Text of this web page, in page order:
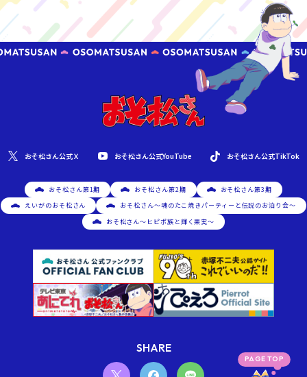
おそ松さん公式Ｘ おそ松さん公式YouTube おそ松さん公式TikTok
おそ松さん第1期 おそ松さん第2期
おそ松さん第3期
えいがのおそ松さん
おそ松さん～魂のたこ焼きパーティーと伝説のお泊り会～
おそ松さん～ヒピポ族と輝く果実～
SHARE
PAGE TOP